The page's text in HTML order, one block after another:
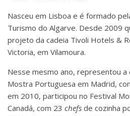
Nasceu em Lisboa e é formado
Turismo do Algarve. Desde 2009
projeto da cadeia Tivoli Hotels &
Victoria, em Vilamoura.
Nesse mesmo ano, representou a
Mostra Portuguesa em Madrid,
em 2010, participou no Festival
Canadá, com 23 chefs de cozinha